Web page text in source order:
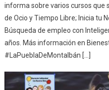
informa sobre varios cursos que
de Ocio y Tiempo Libre; Inicia tu
Búsqueda de empleo con
años. Más información en
#LaPueblaDeMontalbán […]